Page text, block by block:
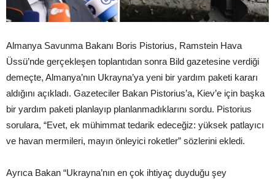
Almanya Savunma Bakanı Boris Pistorius, Ramstein Hava
Üssü’nde gerçekleşen toplantıdan sonra Bild gazetesine verdiği
demeçte, Almanya’nın Ukrayna’ya yeni bir yardım paketi kararı
aldığını açıkladı. Gazeteciler Bakan Pistorius’a, Kiev’e için başka
bir yardım paketi planlayıp planlanmadıklarını sordu. Pistorius
sorulara, “Evet, ek mühimmat tedarik edeceğiz: yüksek patlayıcı
ve havan mermileri, mayın önleyici roketler” sözlerini ekledi.
Ayrıca Bakan “Ukrayna’nın en çok ihtiyaç duyduğu şey